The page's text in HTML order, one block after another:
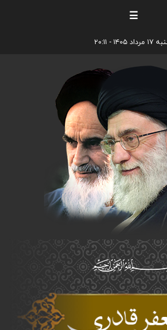
☰
۱۴۰۵ - ۲۰:۱۱